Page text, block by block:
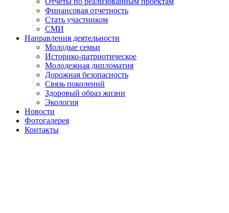
Финансовая отчетность
Стать участником
СМИ
Направления деятельности
Молодые семьи
Историко-патриотическое
Молодежная дипломатия
Дорожная безопасность
Связь поколений
Здоровый образ жизни
Экология
Новости
Фотогалерея
Контакты